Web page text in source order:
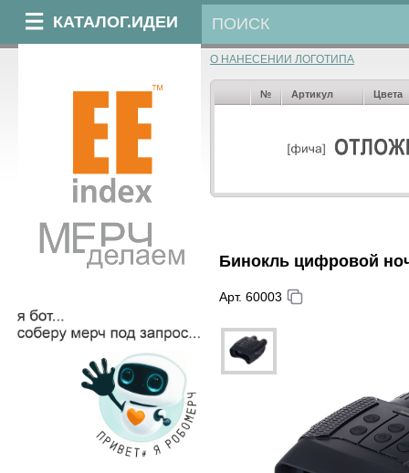
КАТАЛОГ.ИДЕИ
О НАНЕСЕНИИ ЛОГОТИПА
№ Артикул Цвета
Бинокль цифровой
Арт. 60003